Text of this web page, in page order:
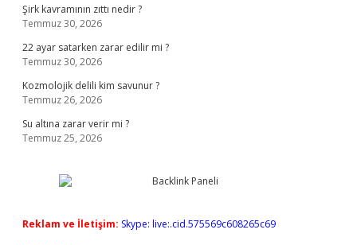
Şirk kavramının zıttı nedir ?
Temmuz 30, 2026
22 ayar satarken zarar edilir mi ?
Temmuz 30, 2026
Kozmolojik delili kim savunur ?
Temmuz 26, 2026
Su altına zarar verir mi ?
Temmuz 25, 2026
Reklam ve İletişim: Skype: live:.cid.575569c608265c69